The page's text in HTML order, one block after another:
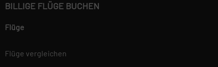
BILLIGE FLÜGE BUCHEN
Flüge
Flüge vergleichen